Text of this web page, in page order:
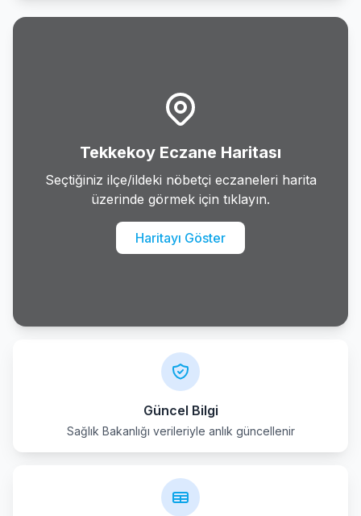
Salipazari
Tekkekoy Eczane Haritası
Seçtiğiniz ilçe/ildeki nöbetçi eczaneleri harita
üzerinde görmek için tıklayın.
Haritayı Göster
Güncel Bilgi
Sağlık Bakanlığı verileriyle anlık güncellenir